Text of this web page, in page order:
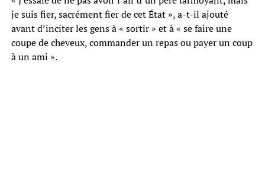
je suis fier, sacrément fier de cet État », a-t-il ajouté
avant d’inciter les gens à « sortir » et à « se faire une
coupe de cheveux, commander un repas ou payer un coup
à un ami ».